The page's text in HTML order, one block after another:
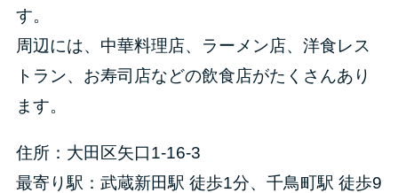
す。
周辺には、中華料理店、ラーメン店、洋食レス
トラン、お寿司店などの飲食店がたくさんあり
ます。
住所：大田区矢口1-16-3
最寄り駅：武蔵新田駅 徒歩1分、千鳥町駅 徒歩9